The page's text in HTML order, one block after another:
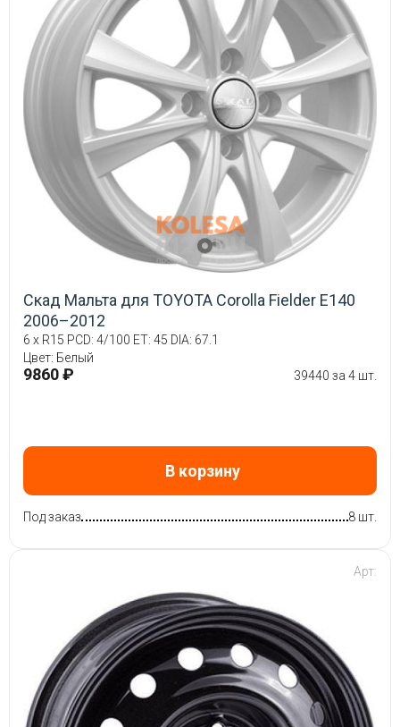
Скад Мальта для TOYOTA Corolla Fielder E140
2006–2012
6 x R15 PCD: 4/100 ET: 45 DIA: 67.1
Цвет: Белый
9860 ₽ 39440 за 4 шт.
В корзину
Под заказ 8 шт.
Арт: